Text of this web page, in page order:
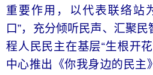
重要作用，以代表联络站
口”，充分倾听民声、汇聚
程人民民主在基层“生根开
中心推出《你我身边的民主